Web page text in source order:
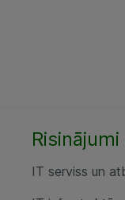
Risinājumi
IT serviss un